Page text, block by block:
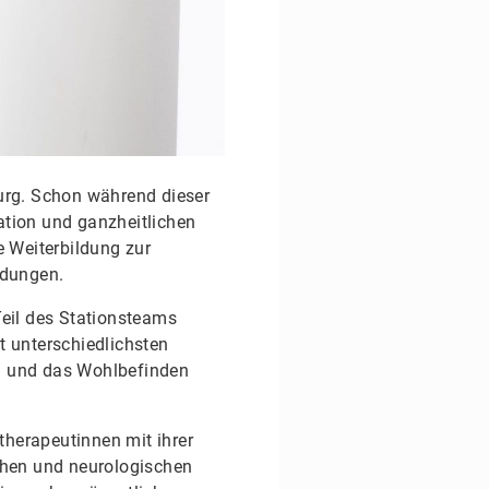
Schon während dieser
und ganzheitlichen
Weiterbildung zur
des Stationsteams
unterschiedlichsten
das Wohlbefinden
mit ihrer
und neurologischen